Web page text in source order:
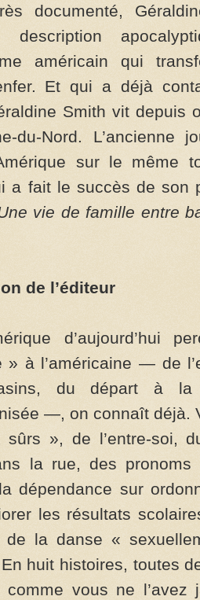
documenté,
description
américain qui
Et qui a déjà
Smith vit depuis
du-Nord. L’ancienne
sur le même
a fait le succès de son
vie de famille entre
de l’éditeur
d’aujourd’hui
» à l’américaine — de
du départ à
—, on connaît déjà.
sûrs », de l’entre-soi,
la rue, des
dépendance sur
les résultats
de la danse «
huit histoires, toutes
comme vous ne